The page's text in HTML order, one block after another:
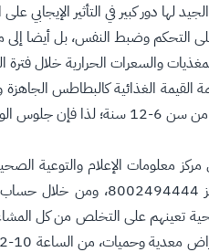
الجيد لها دور كبير في التأثير
التحكم وضبط النفس، بل أيضا إلى
والسعرات الحرارية خلال فترة
القيمة الغذائية كالبطاطس
حول أهمية الافطار صباحًا وكيفية اختيار البدائل الصحية للطعام".
معلومات الإعلام والتوعية